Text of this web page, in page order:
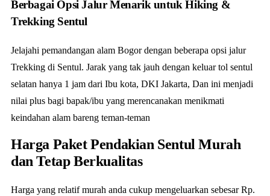
Berbagai Opsi Jalur Menarik untuk Hiking &
Trekking Sentul
Jelajahi pemandangan alam Bogor dengan beberapa opsi jalur
Trekking di Sentul. Jarak yang tak jauh dengan keluar tol sentul
selatan hanya 1 jam dari Ibu kota, DKI Jakarta, Dan ini menjadi
nilai plus bagi bapak/ibu yang merencanakan menikmati
keindahan alam bareng teman-teman
Harga Paket Pendakian Sentul Murah
dan Tetap Berkualitas
Harga yang relatif murah anda cukup mengeluarkan sebesar Rp.